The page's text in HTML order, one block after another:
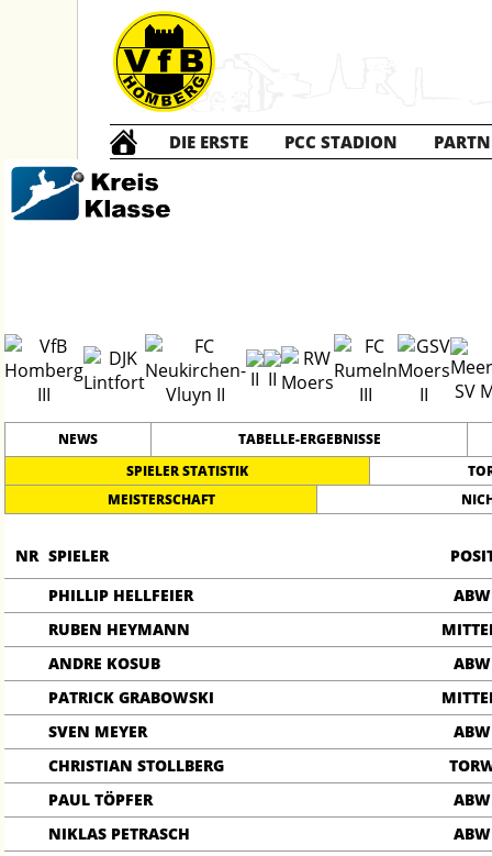
DIE ERSTE PCC STADION
NEWS
TABELLE-ERGEBNISSE
SPIELER STATISTIK
MEISTERSCHAFT
NR SPIELER
PHILLIP HELLFEIER
RUBEN HEYMANN
ANDRE KOSUB
PATRICK GRABOWSKI
SVEN MEYER
CHRISTIAN STOLLBERG
PAUL TÖPFER
NIKLAS PETRASCH